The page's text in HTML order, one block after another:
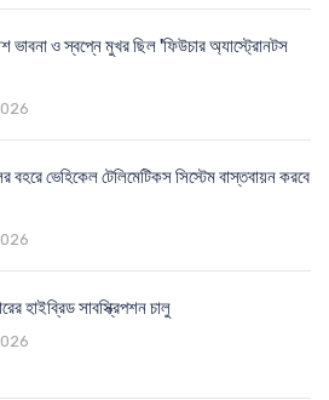
ভাবনা ও স্বপ্নে মুখর ছিল 'ফিউচার অ্যাস্ট্রোনটস
বহরে ভেহিকেল টেলিমেটিকস সিস্টেম বাস্তবায়ন করবে
হাইব্রিড সাবস্ক্রিপশন চালু